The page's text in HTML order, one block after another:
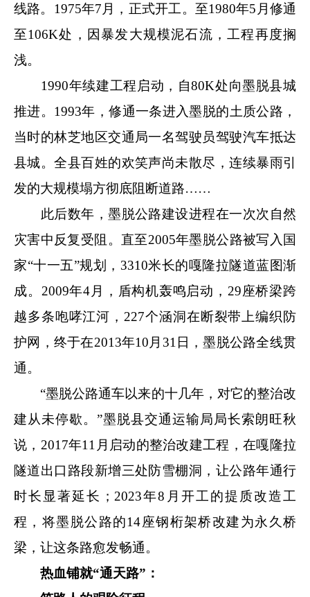
线路。1975年7月，正式开工。至1980年5月修通
至106K处，因暴发大规模泥石流，工程再度搁
浅。
1990年续建工程启动，自80K处向墨脱县城
推进。1993年，修通一条进入墨脱的土质公路，
当时的林芝地区交通局一名驾驶员驾驶汽车抵达
县城。全县百姓的欢笑声尚未散尽，连续暴雨引
发的大规模塌方彻底阻断道路……
此后数年，墨脱公路建设进程在一次次自然
灾害中反复受阻。直至2005年墨脱公路被写入国
家“十一五”规划，3310米长的嘎隆拉隧道蓝图渐
成。2009年4月，盾构机轰鸣启动，29座桥梁跨
越多条咆哮江河，227个涵洞在断裂带上编织防
护网，终于在2013年10月31日，墨脱公路全线贯
通。
“墨脱公路通车以来的十几年，对它的整治改
建从未停歇。”墨脱县交通运输局局长索朗旺秋
说，2017年11月启动的整治改建工程，在嘎隆拉
隧道出口路段新增三处防雪棚洞，让公路年通行
时长显著延长；2023年8月开工的提质改造工
程，将墨脱公路的14座钢桁架桥改建为永久桥
梁，让这条路愈发畅通。
热血铺就“通天路”：